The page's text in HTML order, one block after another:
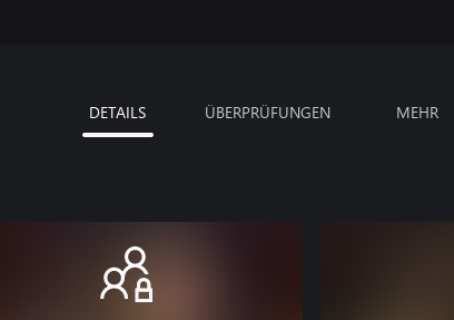
DETAILS ÜBERPRÜFUNGEN MEHR